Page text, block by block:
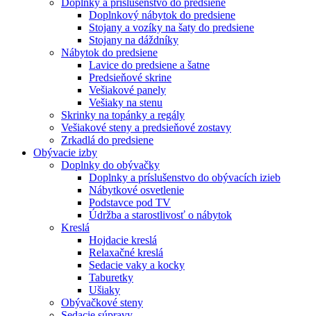
Doplnkový nábytok do predsiene
Stojany a vozíky na šaty do predsiene
Stojany na dáždníky
Nábytok do predsiene
Lavice do predsiene a šatne
Predsieňové skrine
Vešiakové panely
Vešiaky na stenu
Skrinky na topánky a regály
Vešiakové steny a predsieňové zostavy
Zrkadlá do predsiene
Obývacie izby
Doplnky do obývačky
Doplnky a príslušenstvo do obývacích izieb
Nábytkové osvetlenie
Podstavce pod TV
Údržba a starostlivosť o nábytok
Kreslá
Hojdacie kreslá
Relaxačné kreslá
Sedacie vaky a kocky
Taburetky
Ušiaky
Obývačkové steny